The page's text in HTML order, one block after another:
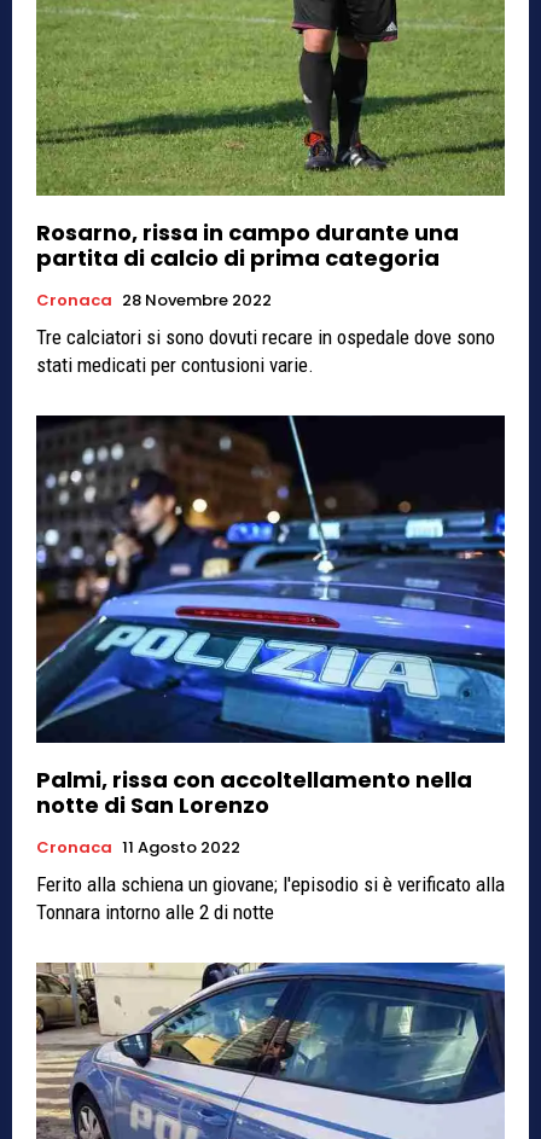
Rosarno, rissa in campo durante una
partita di calcio di prima categoria
Cronaca 28 Novembre 2022
Tre calciatori si sono dovuti recare in ospedale dove sono
stati medicati per contusioni varie.
Palmi, rissa con accoltellamento nella
notte di San Lorenzo
Cronaca 11 Agosto 2022
Ferito alla schiena un giovane; l'episodio si è verificato alla
Tonnara intorno alle 2 di notte